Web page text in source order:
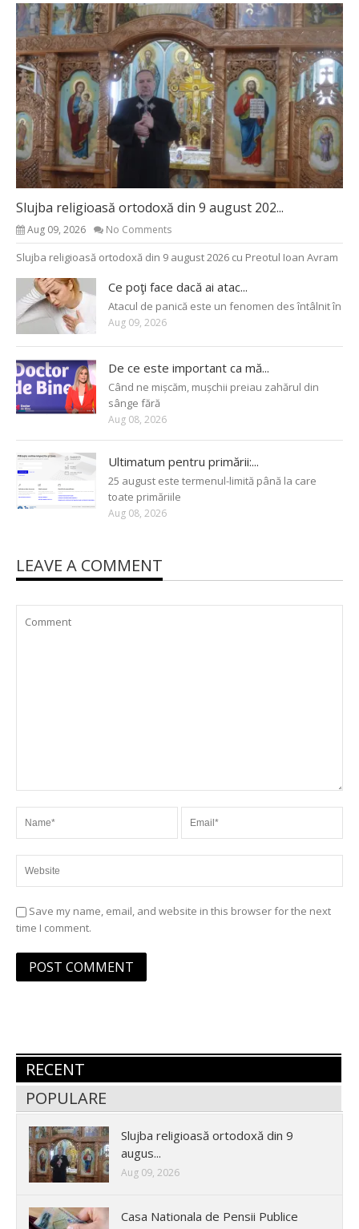
Slujba religioasă ortodoxă din 9 august 202...
Aug 09, 2026 No Comments
Slujba religioasă ortodoxă din 9 august 2026 cu Preotul Ioan Avram
Ce poţi face dacă ai atac...
Atacul de panică este un fenomen des întâlnit în
Aug 09, 2026
De ce este important ca mă...
Când ne mișcăm, mușchii preiau zahărul din
sânge fără
Aug 08, 2026
Ultimatum pentru primării:...
25 august este termenul-limită până la care
toate primăriile
Aug 08, 2026
LEAVE A COMMENT
Save my name, email, and website in this browser for the next
time I comment.
RECENT
POPULARE
Slujba religioasă ortodoxă din 9
augus...
Aug 09, 2026
Casa Nationala de Pensii Publice